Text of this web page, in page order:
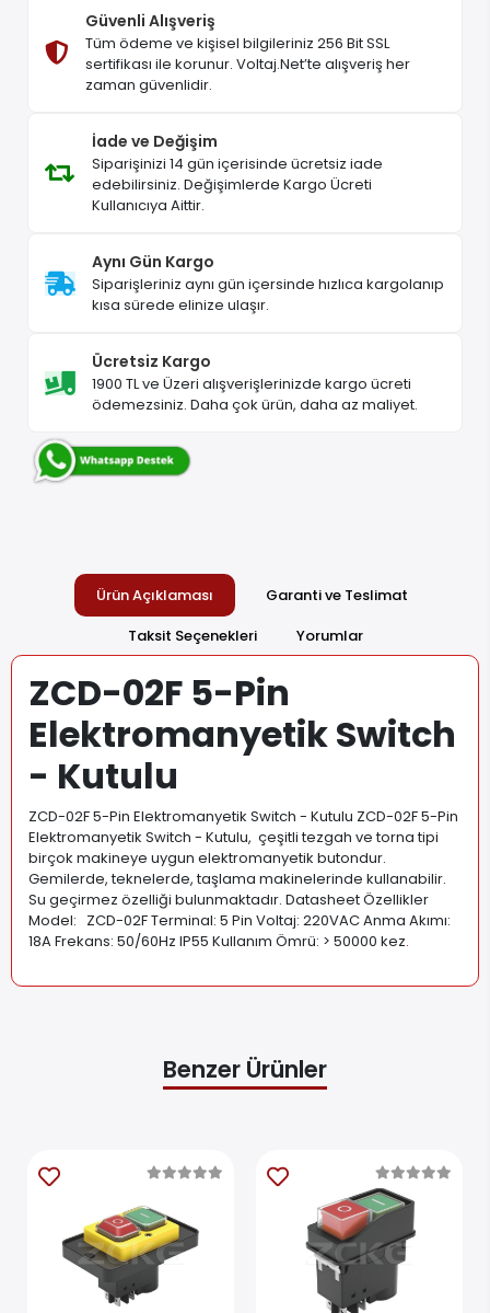
Güvenli Alışveriş
Tüm ödeme ve kişisel bilgileriniz 256 Bit SSL
sertifikası ile korunur. Voltaj.Net’te alışveriş her
zaman güvenlidir.
İade ve Değişim
Siparişinizi 14 gün içerisinde ücretsiz iade
edebilirsiniz. Değişimlerde Kargo Ücreti
Kullanıcıya Aittir.
Aynı Gün Kargo
Siparişleriniz aynı gün içersinde hızlıca kargolanıp
kısa sürede elinize ulaşır.
Ücretsiz Kargo
1900 TL ve Üzeri alışverişlerinizde kargo ücreti
ödemezsiniz. Daha çok ürün, daha az maliyet.
Ürün Açıklaması
Garanti ve Teslimat
Taksit Seçenekleri
Yorumlar
ZCD-02F 5-Pin
Elektromanyetik Switch
- Kutulu
ZCD-02F 5-Pin Elektromanyetik Switch - Kutulu ZCD-02F 5-Pin
Elektromanyetik Switch - Kutulu, çeşitli tezgah ve torna tipi
birçok makineye uygun elektromanyetik butondur.
Gemilerde, teknelerde, taşlama makinelerinde kullanabilir.
Su geçirmez özelliği bulunmaktadır. Datasheet Özellikler
Model: ZCD-02F Terminal: 5 Pin Voltaj: 220VAC Anma Akımı:
18A Frekans: 50/60Hz IP55 Kullanım Ömrü: > 50000 kez.
Benzer Ürünler